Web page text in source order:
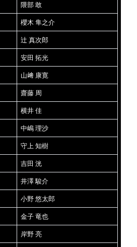
隈部 敢
櫻木 隼之介
辻 真次郎
安田 拓光
山﨑 康寛
齋藤 周
横井 佳
中嶋 理沙
守上 知樹
吉田 洸
井澤 駿介
小野 悠太郎
金子 竜也
岸野 亮